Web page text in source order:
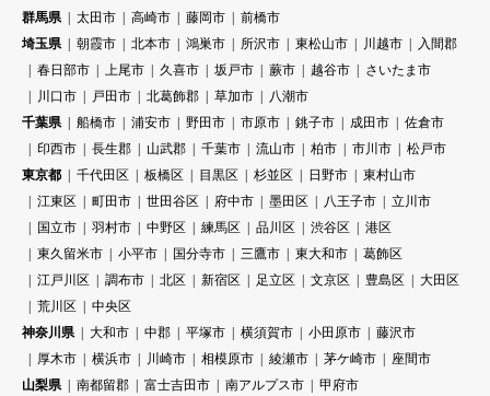
群馬県
太田市 高崎市 藤岡市
前橋市
埼玉県
朝霞市 北本市 鴻巣市 所沢市 東松山市 川越市
入間郡
春日部市
上尾市 久喜市 坂戸市 蕨市 越谷市
さいたま市
川口市
戸田市 北葛飾郡 草加市
八潮市
千葉県
船橋市 浦安市 野田市 市原市 銚子市 成田市
佐倉市
印西市
長生郡 山武郡 千葉市 流山市 柏市 市川市
松戸市
東京都
千代田区 板橋区 目黒区 杉並区 日野市
東村山市
江東区
町田市 世田谷区 府中市 墨田区 八王子市
立川市
国立市
羽村市 中野区 練馬区 品川区 渋谷区
港区
東久留米市
小平市 国分寺市 三鷹市 東大和市
葛飾区
江戸川区
調布市 北区 新宿区 足立区 文京区 豊島区
大田区
荒川区
中央区
神奈川県
大和市 中郡 平塚市 横須賀市 小田原市
藤沢市
厚木市
横浜市 川崎市 相模原市 綾瀬市 茅ケ崎市
座間市
山梨県
南都留郡 富士吉田市 南アルプス市
甲府市